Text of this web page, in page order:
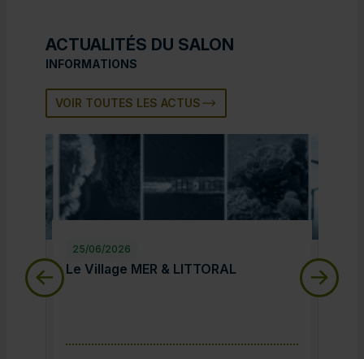
ACTUALITÉS DU SALON
INFORMATIONS
VOIR TOUTES LES ACTUS
25/06/2026
Le Village MER & LITTORAL
Le Village MER & LITTORAL